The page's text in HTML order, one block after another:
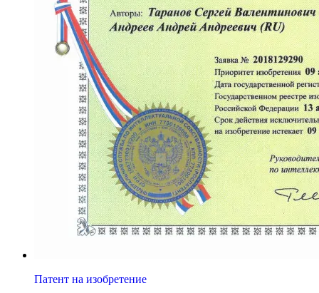
Патент на изобретение